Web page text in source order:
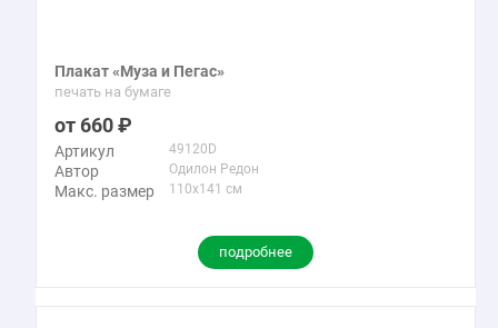
Плакат «Муза и Пегас»
печать на бумаге
660
Артикул 49120D
Автор Одилон Редон
Макс. размер 110x141 см
подробнее